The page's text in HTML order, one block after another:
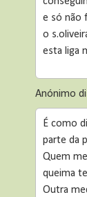
e só não
o
esta liga
Anónimo
É como
parte da
Quem
queima
Outra